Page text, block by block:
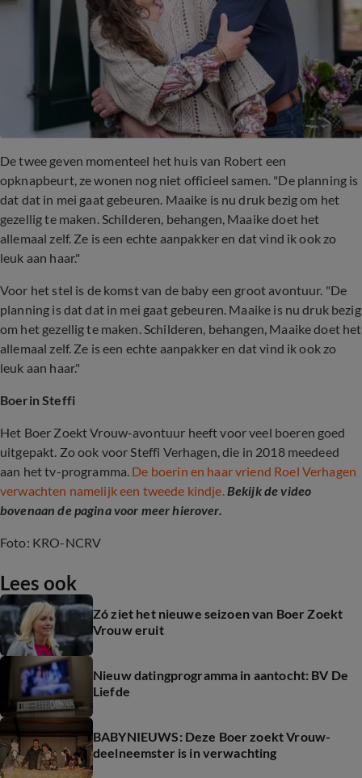
De twee geven momenteel het huis van Robert een
opknapbeurt, ze wonen nog niet officieel samen. "De planning is
dat dat in mei gaat gebeuren. Maaike is nu druk bezig om het
gezellig te maken. Schilderen, behangen, Maaike doet het
allemaal zelf. Ze is een echte aanpakker en dat vind ik ook zo
leuk aan haar."
Voor het stel is de komst van de baby een groot avontuur. "De
planning is dat dat in mei gaat gebeuren. Maaike is nu druk bezig
om het gezellig te maken. Schilderen, behangen, Maaike doet het
allemaal zelf. Ze is een echte aanpakker en dat vind ik ook zo
leuk aan haar."
Boerin Steffi
Het Boer Zoekt Vrouw-avontuur heeft voor veel boeren goed
uitgepakt. Zo ook voor Steffi Verhagen, die in 2018 meedeed
aan het tv-programma. De boerin en haar vriend Roel Verhagen
verwachten namelijk een tweede kindje.Bekijk de video
bovenaan de pagina voor meer hierover.
Foto: KRO-NCRV
Lees ook
Zó ziet het nieuwe seizoen van Boer Zoekt
Vrouw eruit
Nieuw datingprogramma in aantocht: BV De
Liefde
BABYNIEUWS: Deze Boer zoekt Vrouw-
deelneemster is in verwachting